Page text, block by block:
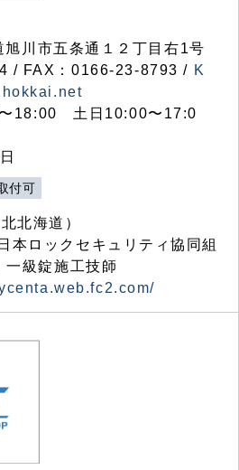
川市五条通１２丁目右1号
/ FAX：0166-23-8793 / K
18:00 土日10:00〜17:0
付可
北海道）
本ロックセキュリティ協同組
級錠施工技師